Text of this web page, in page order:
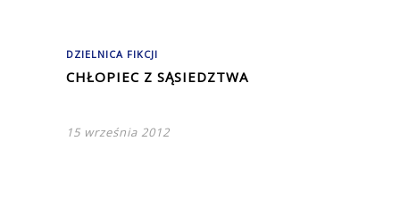
DZIELNICA FIKCJI
CHŁOPIEC Z SĄSIEDZTWA
15 września 2012